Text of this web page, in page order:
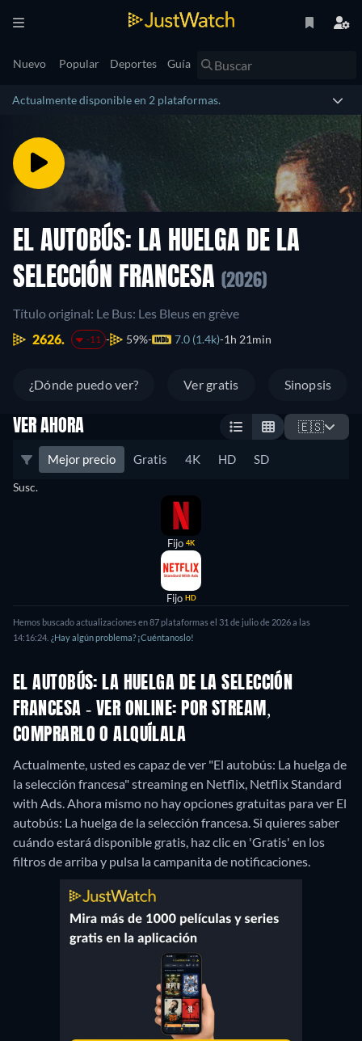
Nuevo Popular Deportes Guía
Actualmente disponible en 2 plataformas.
EL AUTOBÚS: LA HUELGA DE LA
SELECCIÓN FRANCESA (2026)
Título original: Le Bus: Les Bleus en grève
2626.
-11 59% 7.0 (1.4k) 1h 21min
¿Dónde puedo ver? Ver gratis Sinopsis
VER AHORA 🇪🇸
Mejor precio Gratis 4K HD SD
Susc.
Fijo 4K
Fijo HD
Hemos buscado actualizaciones en 87 plataformas el 31 de julio de 2026 a las
14:16:24. ¿Hay algún problema? ¡Cuéntanoslo!
EL AUTOBÚS: LA HUELGA DE LA SELECCIÓN
FRANCESA - VER ONLINE: POR STREAM,
COMPRARLO O ALQUÍLALA
Actualmente, usted es capaz de ver "El autobús: La huelga de
la selección francesa" streaming en Netflix, Netflix Standard
with Ads.Ahora mismo no hay opciones gratuitas para ver El
autobús: La huelga de la selección francesa. Si quieres saber
cuándo estará disponible gratis, haz clic en 'Gratis' en los
filtros de arriba y pulsa la campanita de notificaciones.